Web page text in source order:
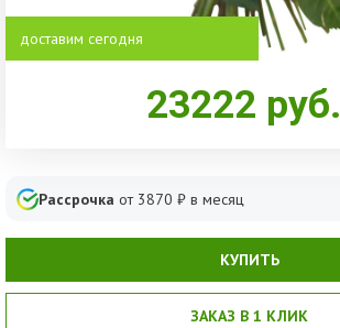
доставим сегодня
23222 руб.
Рассрочка от 3870 ₽ в месяц
КУПИТЬ
ЗАКАЗ В 1 КЛИК